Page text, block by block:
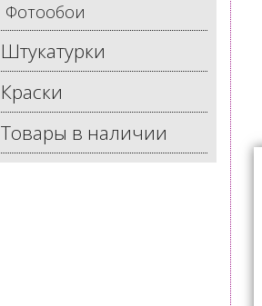
Фотообои
Штукатурки
Краски
Товары в наличии